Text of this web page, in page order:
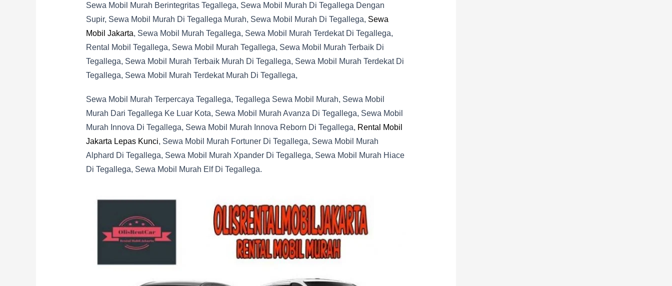
Sewa Mobil Murah Berintegritas Tegallega, Sewa Mobil Murah Di Tegallega Dengan
Supir, Sewa Mobil Murah Di Tegallega Murah, Sewa Mobil Murah Di Tegallega, Sewa
Mobil Jakarta, Sewa Mobil Murah Tegallega, Sewa Mobil Murah Terdekat Di Tegallega,
Rental Mobil Tegallega, Sewa Mobil Murah Tegallega, Sewa Mobil Murah Terbaik Di
Tegallega, Sewa Mobil Murah Terbaik Murah Di Tegallega, Sewa Mobil Murah Terdekat Di
Tegallega, Sewa Mobil Murah Terdekat Murah Di Tegallega,
Sewa Mobil Murah Terpercaya Tegallega, Tegallega Sewa Mobil Murah, Sewa Mobil
Murah Dari Tegallega Ke Luar Kota, Sewa Mobil Murah Avanza Di Tegallega, Sewa Mobil
Murah Innova Di Tegallega, Sewa Mobil Murah Innova Reborn Di Tegallega, Rental Mobil
Jakarta Lepas Kunci, Sewa Mobil Murah Fortuner Di Tegallega, Sewa Mobil Murah
Alphard Di Tegallega, Sewa Mobil Murah Xpander Di Tegallega, Sewa Mobil Murah Hiace
Di Tegallega, Sewa Mobil Murah Elf Di Tegallega.